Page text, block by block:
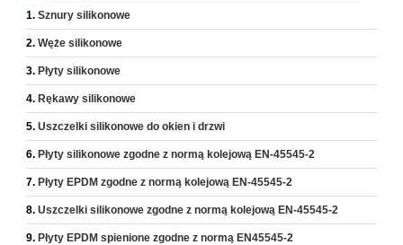
Sznury silikonowe
Węże silikonowe
Płyty silikonowe
Rękawy silikonowe
Uszczelki silikonowe do okien i drzwi
Płyty silikonowe zgodne z normą kolejową EN-45545-2
Płyty EPDM zgodne z normą kolejową EN-45545-2
Uszczelki silikonowe zgodne z normą kolejową EN-45545-2
Płyty EPDM spienione zgodne z normą EN45545-2